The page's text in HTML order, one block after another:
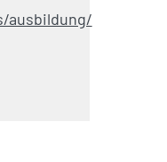
ausbildung/